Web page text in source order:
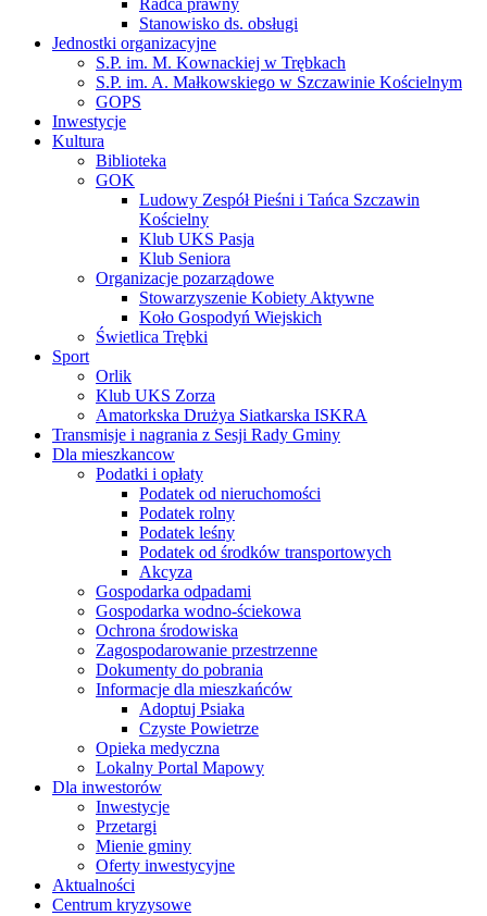
Radca prawny
Stanowisko ds. obsługi
Jednostki organizacyjne
S.P. im. M. Kownackiej w Trębkach
S.P. im. A. Małkowskiego w Szczawinie Kościelnym
GOPS
Inwestycje
Kultura
Biblioteka
GOK
Ludowy Zespół Pieśni i Tańca Szczawin
Kościelny
Klub UKS Pasja
Klub Seniora
Organizacje pozarządowe
Stowarzyszenie Kobiety Aktywne
Koło Gospodyń Wiejskich
Świetlica Trębki
Sport
Orlik
Klub UKS Zorza
Amatorkska Drużya Siatkarska ISKRA
Transmisje i nagrania z Sesji Rady Gminy
Dla mieszkancow
Podatki i opłaty
Podatek od nieruchomości
Podatek rolny
Podatek leśny
Podatek od środków transportowych
Akcyza
Gospodarka odpadami
Gospodarka wodno-ściekowa
Ochrona środowiska
Zagospodarowanie przestrzenne
Dokumenty do pobrania
Informacje dla mieszkańców
Adoptuj Psiaka
Czyste Powietrze
Opieka medyczna
Lokalny Portal Mapowy
Dla inwestorów
Inwestycje
Przetargi
Mienie gminy
Oferty inwestycyjne
Aktualności
Centrum kryzysowe